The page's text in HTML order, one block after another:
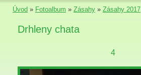
Úvod » Fotoalbum » Zásahy » Zásahy 2017
Drhleny chata
4